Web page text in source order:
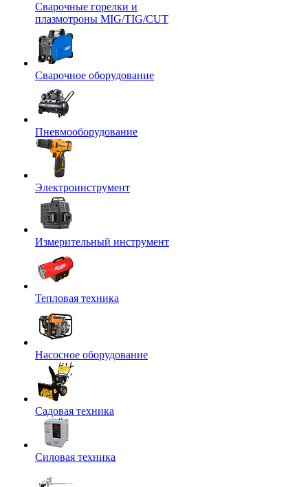
Сварочные горелки и
плазмотроны MIG/TIG/CUT
Сварочное оборудование
Пневмооборудование
Электроинструмент
Измерительный инструмент
Тепловая техника
Насосное оборудование
Садовая техника
Силовая техника